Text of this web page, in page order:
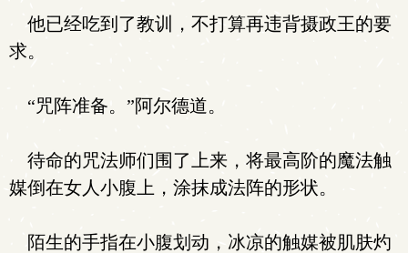
他已经吃到了教训，不打算再违背摄政王的要
求。
“咒阵准备。”阿尔德道。
待命的咒法师们围了上来，将最高阶的魔法触
媒倒在女人小腹上，涂抹成法阵的形状。
陌生的手指在小腹划动，冰凉的触媒被肌肤灼